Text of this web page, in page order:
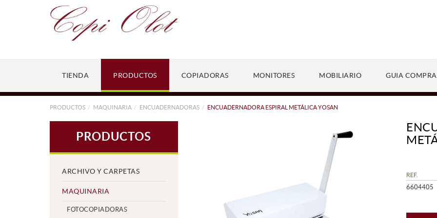
TIENDA PRODUCTOS COPIADORAS MONITORES MOBILIARIO GUIA COMPRA
PRODUCTOS MAQUINARIA ENCUADERNADORAS ENCUADERNADORA ESPIRAL METÁLICA YOSAN
PRODUCTOS
ARCHIVO Y CARPETAS
MAQUINARIA
FOTOCOPIADORAS
REF.
6604405